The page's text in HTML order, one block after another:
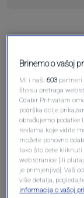
Brinemo o vašoj
Mi i naši603 partneri
što su pretraga web
Odabir Prihvatam
podrška dolje
obrađujemo podatke
reklama koje vidite
možete ponovno
tako što ćete kliknuti
web stranice [ili
je primjenjivo]. Vaš
više detalja,
informacija o vašoj